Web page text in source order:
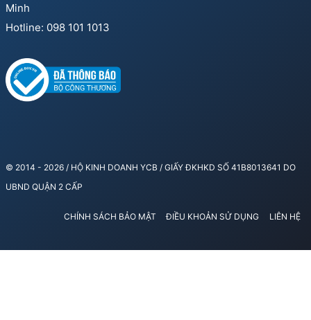
Minh
Hotline: 098 101 1013
© 2014 - 2026 / HỘ KINH DOANH YCB / GIẤY ĐKHKD SỐ 41B8013641 DO
UBND QUẬN 2 CẤP
CHÍNH SÁCH BẢO MẬT ĐIỀU KHOẢN SỬ DỤNG LIÊN HỆ